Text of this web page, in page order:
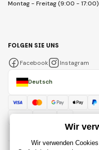
Montag - Freitag (9:00 - 17:00)
Deutsch
FOLGEN SIE UNS
Facebook Instagram